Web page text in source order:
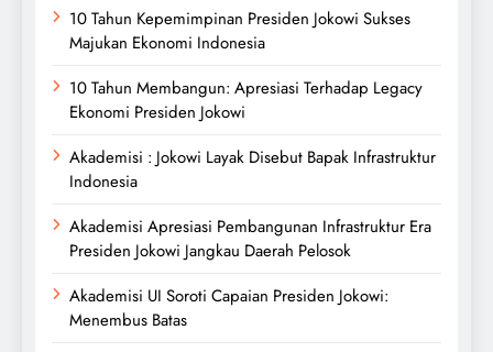
10 Tahun Kepemimpinan Presiden Jokowi Sukses
Majukan Ekonomi Indonesia
10 Tahun Membangun: Apresiasi Terhadap Legacy
Ekonomi Presiden Jokowi
Akademisi : Jokowi Layak Disebut Bapak Infrastruktur
Indonesia
Akademisi Apresiasi Pembangunan Infrastruktur Era
Presiden Jokowi Jangkau Daerah Pelosok
Akademisi UI Soroti Capaian Presiden Jokowi:
Menembus Batas